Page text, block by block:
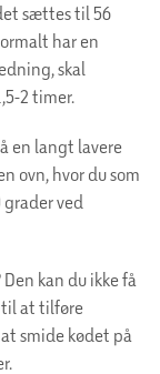
sættes til 56
har en
skal
2 timer.
en langt lavere
ovn, hvor du som
ved
kan du ikke få
til at tilføre
smide kødet på